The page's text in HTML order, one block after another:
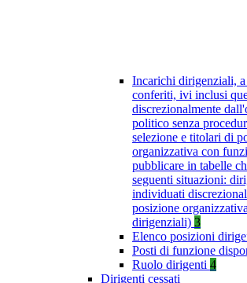
Incarichi dirigenziali,
conferiti, ivi inclusi
discrezionalmente
politico senza
selezione e titolari di
organizzativa con
pubblicare in tabelle
seguenti situazioni:
individuati
posizione
dirigenziali) 3
Elenco posizioni
Posti di funzione
Ruolo dirigenti 4
Dirigenti cessati